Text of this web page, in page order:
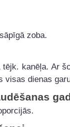
zoba.
kanēļa. Ar
visas dienas